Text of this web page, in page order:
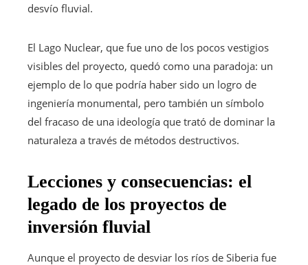
desvío fluvial.
El Lago Nuclear, que fue uno de los pocos vestigios
visibles del proyecto, quedó como una paradoja: un
ejemplo de lo que podría haber sido un logro de
ingeniería monumental, pero también un símbolo
del fracaso de una ideología que trató de dominar la
naturaleza a través de métodos destructivos.
Lecciones y consecuencias: el
legado de los proyectos de
inversión fluvial
Aunque el proyecto de desviar los ríos de Siberia fue